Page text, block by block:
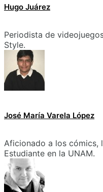
Hugo Juárez
Periodista de
Style.
José María Varela López
Aficionado a los cómics,
Estudiante en la UNAM.